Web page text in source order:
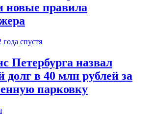
новые правила
года спустя
Петербурга назвал
долг в 40 млн рублей за
парковку